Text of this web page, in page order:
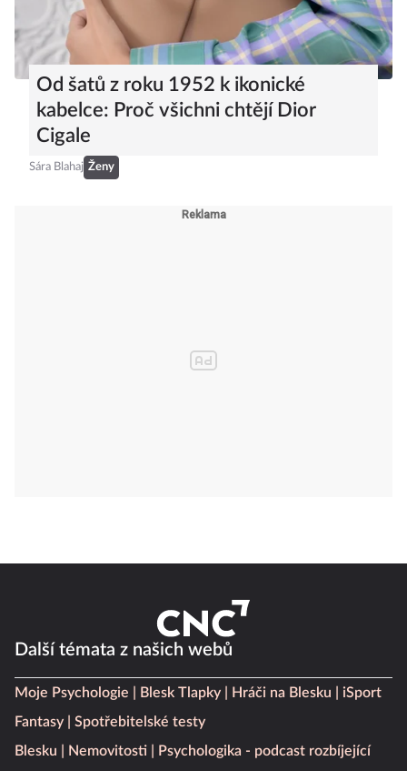
Od šatů z roku 1952 k ikonické
kabelce: Proč všichni chtějí Dior
Cigale
Sára Blahaj Ženy
Další témata z našich webů
Moje Psychologie Blesk Tlapky Hráči na Blesku
iSport
Fantasy
Spotřebitelské testy
Blesku
Nemovitosti
Psychologika - podcast rozbíjející